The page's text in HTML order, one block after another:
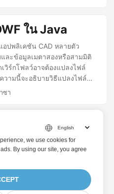
ใน Java
ปพลิเคชัน CAD หลายตัว
ละข้อมูลเมตาสองหรือสามมิติ
วิร์กโฟลว์อาจต้องแปลงไฟล์
วามนี้จะอธิบายวิธีแปลงไฟล์
โปรแกรมใน Java
ซา
we use cookies for
By using our site, you agree